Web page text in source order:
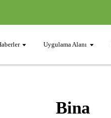
Uygulama Alanı
Bina